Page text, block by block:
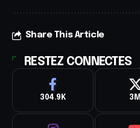
Share This Article
RESTEZ CONNECTES
304.9K 3M